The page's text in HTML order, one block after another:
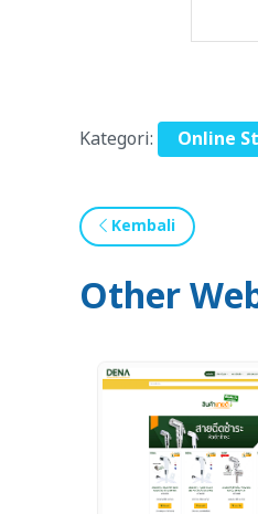
Kategori: Online
Kembali
Other